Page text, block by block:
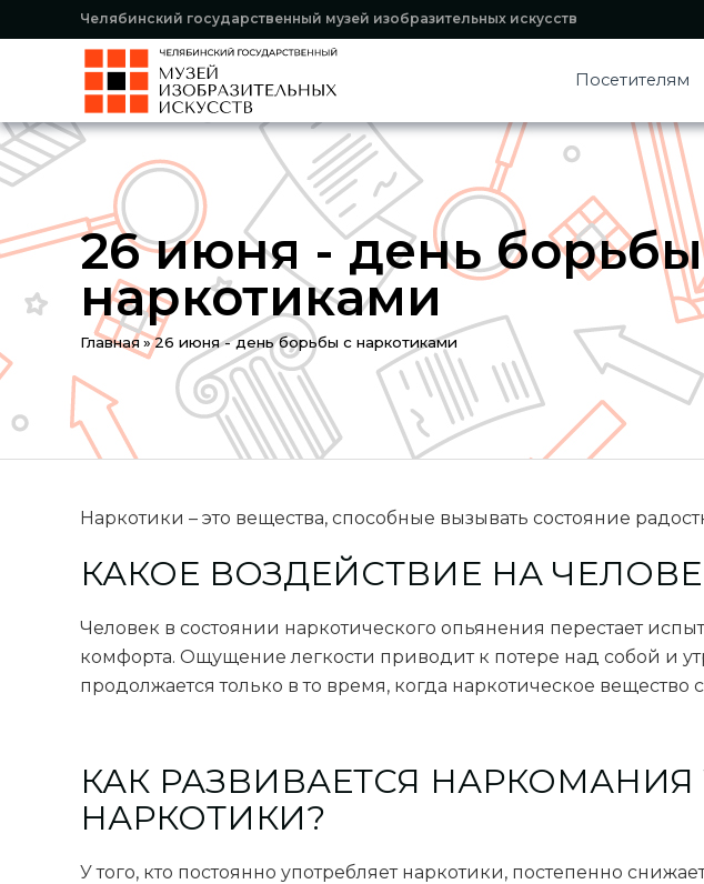
Челябинский государственный музей изобразительных искусств
Посетителям
26 июня - день
наркотиками
Вы
здесь
Главная»26 июня - день борьбы с наркотиками
Наркотики – это вещества, способные вызывать состояние
КАКОЕ ВОЗДЕЙСТВИЕ НА
Человек в состоянии наркотического опьянения перестает
комфорта. Ощущение легкости приводит к потере над собой и
продолжается только в то время, когда наркотическое вещество
КАК РАЗВИВАЕТСЯ
НАРКОТИКИ?
У того, кто постоянно употребляет наркотики, постепенно